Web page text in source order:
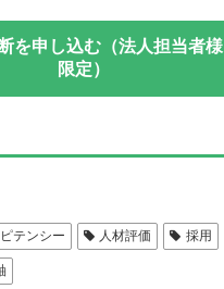
を申し込む（法人担当者様
限定）
テンシー 人材評価 採用